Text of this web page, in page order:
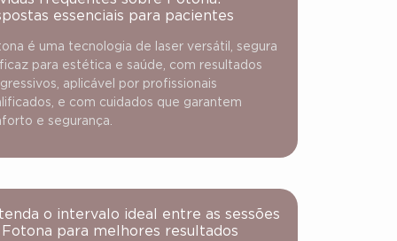
essenciais para pacientes
é uma tecnologia de laser versátil, segura
para estética e saúde, com resultados
aplicável por profissionais
e com cuidados que garantem
e segurança.
o intervalo ideal entre as sessões
para melhores resultados